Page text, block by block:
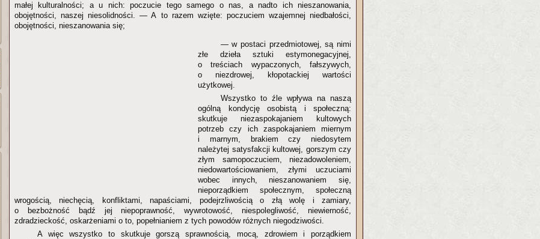
małej kulturalności; a u nich: poczucie tego samego o nas, a nadto ich nieszanowania,
obojętności, naszej niesolidności. — A to razem wzięte: poczuciem wzajemnej niedbałości,
obojętności, nieszanowania się;
— w postaci przedmiotowej, są nimi
złe dzieła sztuki estymonegacyjnej,
o treściach wypaczonych, fałszywych,
o niezdrowej, kłopotackiej wartości
użytkowej.
Wszystko to źle wpływa na naszą
ogólną kondycję osobistą i społeczną:
skutkuje niezaspokajaniem kultowych
potrzeb czy ich zaspokajaniem miernym
i marnym, brakiem czy niedosytem
należytej satysfakcji kultowej, gorszym czy
złym samopoczuciem, niezadowoleniem,
niedowartościowaniem, złymi uczuciami
wobec innych, nieszanowaniem się,
nieporządkiem społecznym, społeczną
wrogością, niechęcią, konfliktami, napaściami, podejrzliwością o złą wolę i zamiary,
o bezbożność bądź jej niepoprawność, wywrotowość, niespolegliwość, niewierność,
zdradzieckość, oskarżeniami o to, popełnianiem z tych powodów różnych niegodziwości.
A więc wszystko to skutkuje gorszą sprawnością, mocą, zdrowiem i porządkiem